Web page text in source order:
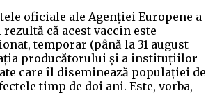
oficiale ale Agenției Europene a
că acest vaccin este
temporar (până la 31 august
producătorului și a instituțiilor
care îl diseminează populației de
timp de doi ani. Este, vorba,